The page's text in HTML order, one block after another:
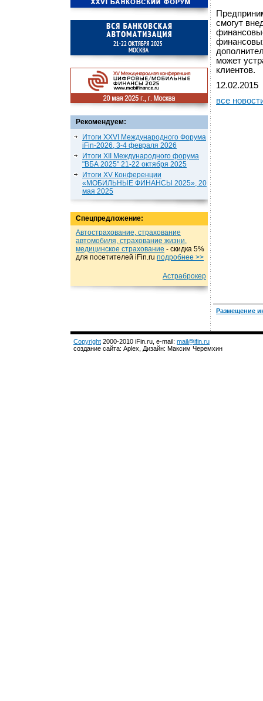
Рекомендуем:
Итоги XXVI Международного Форума
iFin-2026, 3-4 февраля 2026
Итоги XII Международного форума
"ВБА 2025" 21-22 октября 2025
Итоги XV Конференции
«МОБИЛЬНЫЕ ФИНАНСЫ 2025», 20
мая 2025
Спецпредложение:
Автострахование, страхование
автомобиля, страхование жизни,
медицинское страхование - cкидка 5%
для посетителей iFin.ru подробнеe >>
Астраброкер
смогут
может
клиентов.
12.02.2015
все
Размещение
Copyright 2000-2010 iFin.ru, e-mail: mail@ifin.ru
создание сайта: Aplex, Дизайн: Максим Черемхин